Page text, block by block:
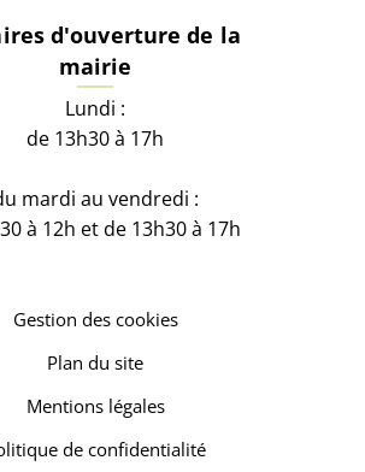
d'ouverture de la
mairie
Lundi :
de 13h30 à 17h
mardi au vendredi :
à 12h et de 13h30 à 17h
Gestion des cookies
Plan du site
Mentions légales
de confidentialité